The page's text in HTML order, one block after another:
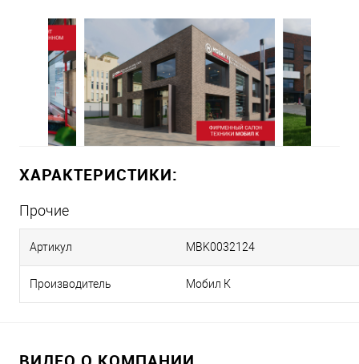
ХАРАКТЕРИСТИКИ:
Прочие
Артикул MBK0032124
Производитель Мобил К